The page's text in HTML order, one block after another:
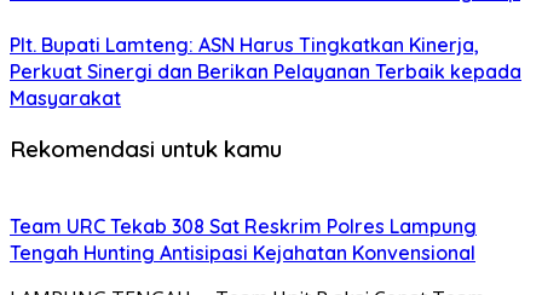
Plt. Bupati Lamteng: ASN Harus Tingkatkan Kinerja,
Perkuat Sinergi dan Berikan Pelayanan Terbaik kepada
Masyarakat
Rekomendasi untuk kamu
Team URC Tekab 308 Sat Reskrim Polres Lampung
Tengah Hunting Antisipasi Kejahatan Konvensional